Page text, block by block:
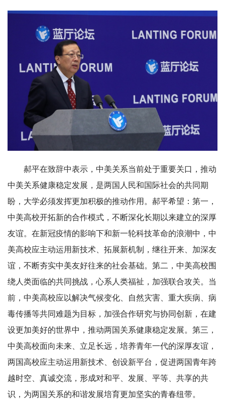
郝平在致辞中表示，中美关系当前处于重要关口，推动
中美关系健康稳定发展，是两国人民和国际社会的共同期
盼，大学必须发挥更加积极的推动作用。郝平希望：第一，
中美高校开拓新的合作模式，不断深化长期以来建立的深厚
友谊。在新冠疫情的影响下和新一轮科技革命的浪潮中，中
美高校应主动运用新技术、拓展新机制，继往开来、加深友
谊，不断夯实中美友好往来的社会基础。第二，中美高校围
绕人类面临的共同挑战，心系人类福祉，加强联合攻关。当
前，中美高校应以解决气候变化、自然灾害、重大疾病、病
毒传播等共同难题为目标，加强合作研究与协同创新，在建
设更加美好的世界中，推动两国关系健康稳定发展。第三，
中美高校面向未来、立足长远，培养青年一代的深厚友谊，
两国高校应主动运用新技术、创设新平台，促进两国青年跨
越时空、真诚交流，形成对和平、发展、平等、共享的共
识，为两国关系的和谐发展培育更加坚实的青春纽带。